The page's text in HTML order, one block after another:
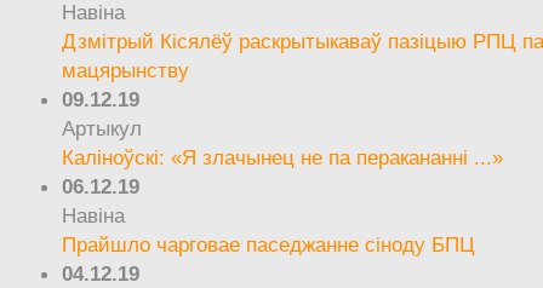
Навіна
Дзмітрый Кісялёў раскрытыкаваў пазіцыю РПЦ
мацярынству
09.12.19
Артыкул
Каліноўскі: «Я злачынец не па перакананні ...»
06.12.19
Навіна
Прайшло чарговае паседжанне сіноду БПЦ
04.12.19